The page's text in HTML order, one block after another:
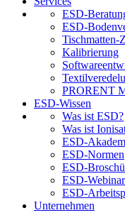
ESD-
ESD-
Tischmatten-
Kalibrierung
PRORENT
ESD-Wissen
Was ist ESD?
Was ist
ESD-
ESD-Normen
ESD-
ESD-
ESD-
Unternehmen